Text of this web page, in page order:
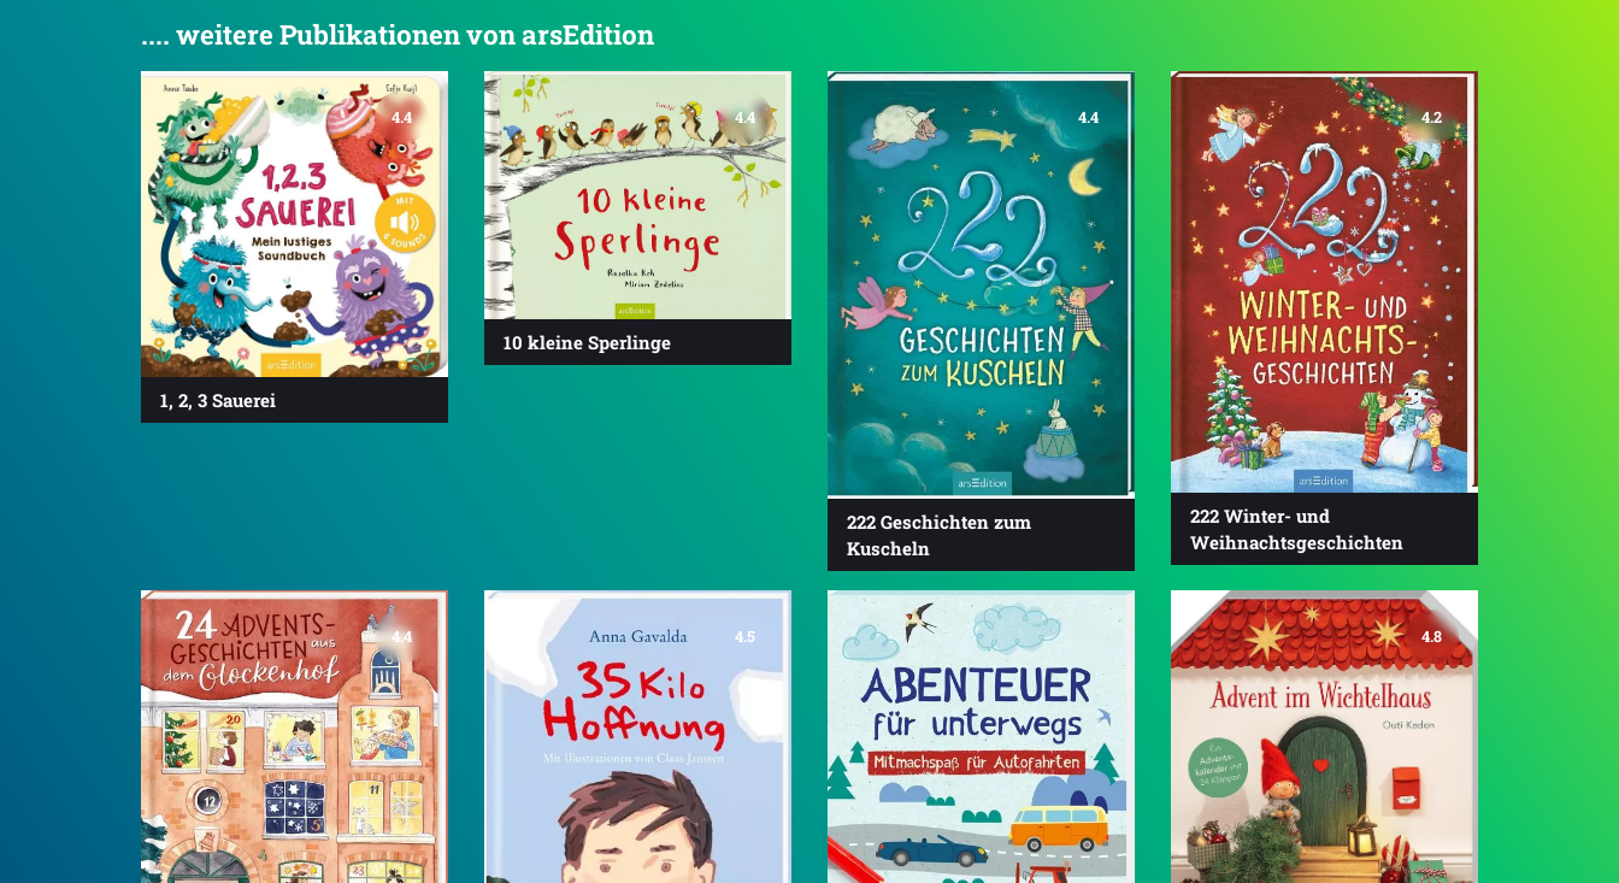
.... weitere Publikationen von arsEdition
4.4
1, 2, 3 Sauerei
4.4
10 kleine Sperlinge
4.4
222 Geschichten zum
Kuscheln
4.2
222 Winter- und
Weihnachtsgeschichten
4.4 4.5 4.8